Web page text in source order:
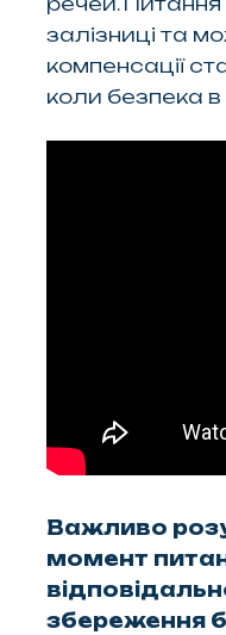
залізниці та
компенсації
коли безпека
Важливо
момент
збереження